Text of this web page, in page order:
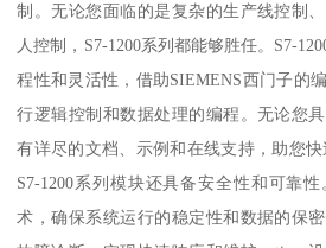
制。无论您面临的是复杂的生产线控制
人控制，S7-1200系列都能够胜任。S7-
程性和灵活性，借助SIEMENS西门子的
行逻辑控制和数据处理的编程。无论您
有详尽的文档、示例和在线支持，助您
S7-1200系列模块还具备安全性和可靠
术，确保系统运行的稳定性和数据的保